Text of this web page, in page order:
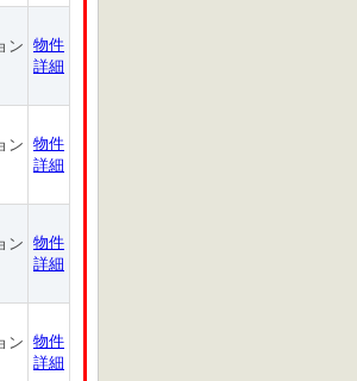
ン 物件
詳細
ン 物件
詳細
ン 物件
詳細
ン 物件
詳細